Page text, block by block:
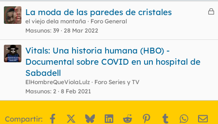
C
r
La moda de las paredes de cristales
el viejo dela montaña
Foro General
Masunos 39 28 Mar 2022
Vitals: Una historia humana (HBO) -
Documental sobre COVID en un hospital de
Sabadell
ElHombreQueViolaLulz
Foro Series y TV
Masunos 2 8 Feb 2021
Compartir: Facebook BlueskyLinkedIn
Reddit Pinterest
Tumblr